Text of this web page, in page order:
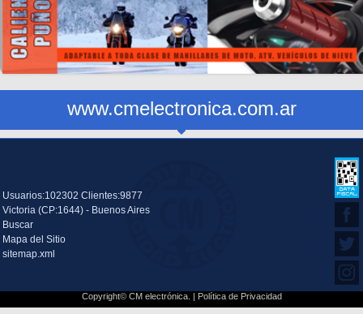
www.cmelectronica.com.ar
Usuarios:102302 Clientes:9877
Victoria (CP:1644) - Buenos Aires
Buscar
Mapa del Sitio
sitemap.xml
Copyright© CM electrónica. | Política de Privacidad